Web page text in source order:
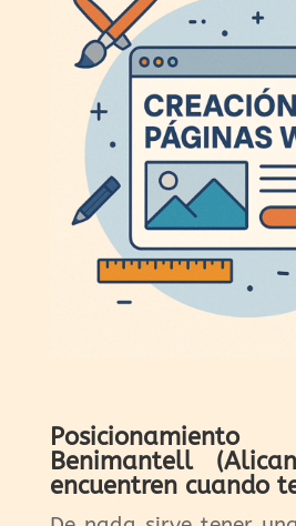
Benimantell
encuentren cuando